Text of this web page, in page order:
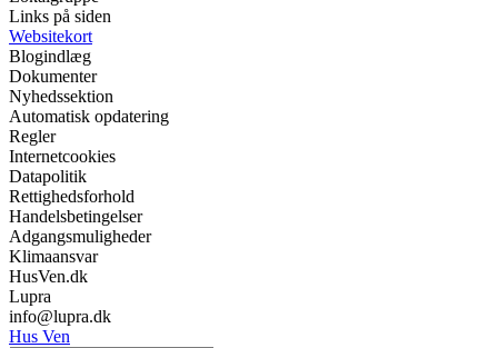
Links på siden
Websitekort
Blogindlæg
Dokumenter
Nyhedssektion
Automatisk opdatering
Regler
Internetcookies
Datapolitik
Rettighedsforhold
Handelsbetingelser
Adgangsmuligheder
Klimaansvar
HusVen.dk
Lupra
info@lupra.dk
Hus Ven